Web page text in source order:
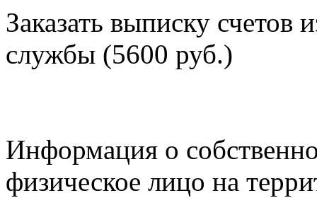
Заказать выписку счетов
службы (5600 руб.)
Информация о
физическое лицо на